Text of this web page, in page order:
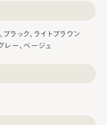
ブラック、ライトブラウン
レー、ベージュ